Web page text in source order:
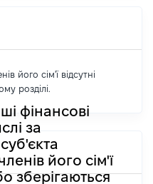
його сім'ї відсутні
розділі.
фінансові
за
його сім'ї
зберігаються